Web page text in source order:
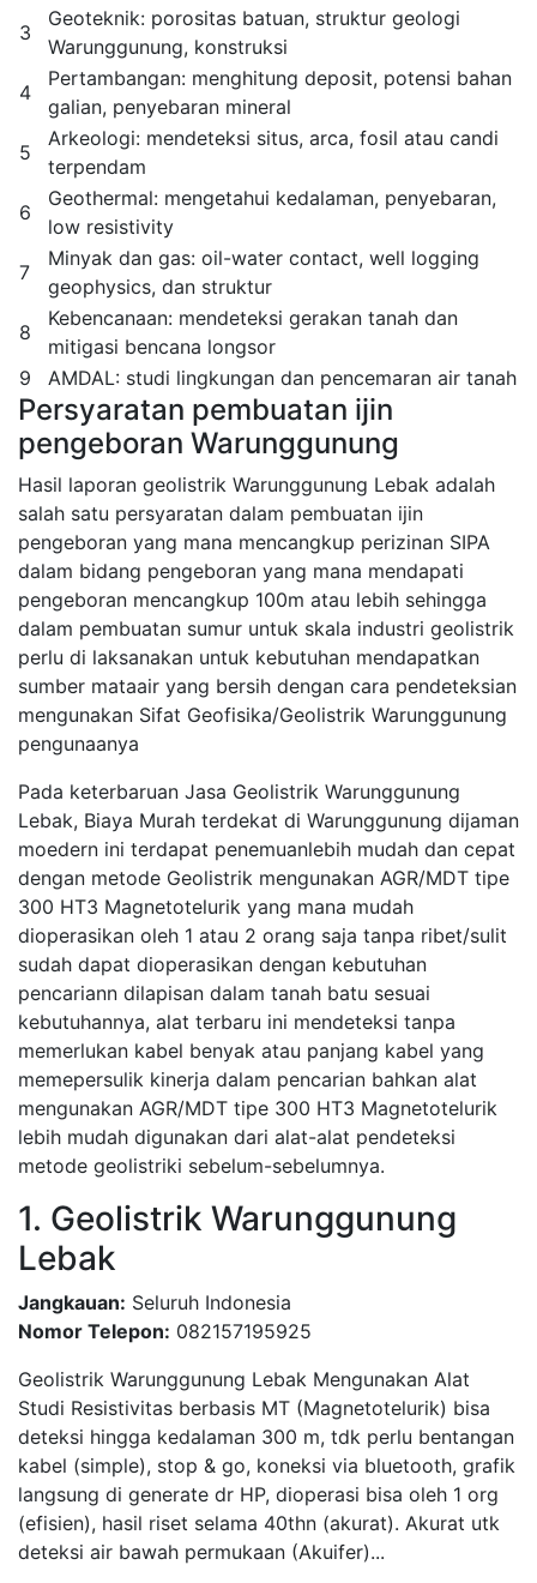
3
Geoteknik: porositas batuan, struktur geologi
Warunggunung, konstruksi
4
Pertambangan: menghitung deposit, potensi bahan
galian, penyebaran mineral
5
Arkeologi: mendeteksi situs, arca, fosil atau candi
terpendam
6
Geothermal: mengetahui kedalaman, penyebaran,
low resistivity
7
Minyak dan gas: oil-water contact, well logging
geophysics, dan struktur
8
Kebencanaan: mendeteksi gerakan tanah dan
mitigasi bencana longsor
9
AMDAL: studi lingkungan dan pencemaran air tanah
Persyaratan pembuatan ijin
pengeboran Warunggunung
Hasil laporan geolistrik Warunggunung Lebak adalah
salah satu persyaratan dalam pembuatan ijin
pengeboran yang mana mencangkup perizinan SIPA
dalam bidang pengeboran yang mana mendapati
pengeboran mencangkup 100m atau lebih sehingga
dalam pembuatan sumur untuk skala industri geolistrik
perlu di laksanakan untuk kebutuhan mendapatkan
sumber mataair yang bersih dengan cara pendeteksian
mengunakan Sifat Geofisika/Geolistrik Warunggunung
pengunaanya
Pada keterbaruan Jasa Geolistrik Warunggunung
Lebak, Biaya Murah terdekat di Warunggunung dijaman
moedern ini terdapat penemuanlebih mudah dan cepat
dengan metode Geolistrik mengunakan AGR/MDT tipe
300 HT3 Magnetotelurik yang mana mudah
dioperasikan oleh 1 atau 2 orang saja tanpa ribet/sulit
sudah dapat dioperasikan dengan kebutuhan
pencariann dilapisan dalam tanah batu sesuai
kebutuhannya, alat terbaru ini mendeteksi tanpa
memerlukan kabel benyak atau panjang kabel yang
memepersulik kinerja dalam pencarian bahkan alat
mengunakan AGR/MDT tipe 300 HT3 Magnetotelurik
lebih mudah digunakan dari alat-alat pendeteksi
metode geolistriki sebelum-sebelumnya.
1. Geolistrik Warunggunung
Lebak
Jangkauan: Seluruh Indonesia
Nomor Telepon: 082157195925
Geolistrik Warunggunung Lebak Mengunakan Alat
Studi Resistivitas berbasis MT (Magnetotelurik) bisa
deteksi hingga kedalaman 300 m, tdk perlu bentangan
kabel (simple), stop & go, koneksi via bluetooth, grafik
langsung di generate dr HP, dioperasi bisa oleh 1 org
(efisien), hasil riset selama 40thn (akurat). Akurat utk
deteksi air bawah permukaan (Akuifer)...